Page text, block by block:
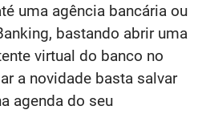
uma agência bancária ou
bastando abrir uma
virtual do banco no
a novidade basta salvar
agenda do seu